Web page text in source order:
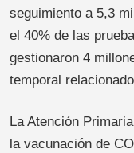
seguimiento a 5,3
el 40% de las
gestionaron 4
temporal
La Atención
la vacunación de